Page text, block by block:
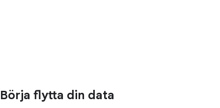
Börja flytta din data